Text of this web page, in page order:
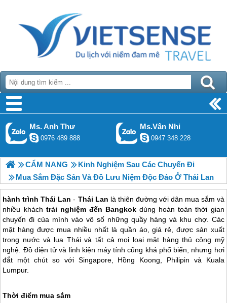
Ms. Anh Thư
0976 489 888
Ms.Vân Nhi
0947 348 228
CẨM NANG
Kinh Nghiệm Sau Các Chuyến Đi
Mua Sắm Đặc Sản Và Đồ Lưu Niệm Độc Đáo Ở Thái Lan
hành trình Thái Lan - Thái Lan là thiên đường với dân mua sắm và
nhiều khách trải nghiệm đến Bangkokdùng hoàn toàn thời gian
chuyến đi của mình vào vô số những quầy hàng và khu chợ. Các
mặt hàng được mua nhiều nhất là quần áo, giá rẻ, được sản xuất
trong nước và lụa Thái và tất cả mọi loại mặt hàng thủ công mỹ
nghệ. Đồ điện tử và linh kiện máy tính cũng khá phổ biển, nhưng hơi
đắt một chút so với Singapore, Hồng Koong, Philipin và Kuala
Lumpur.
Thời điểm mua sắm